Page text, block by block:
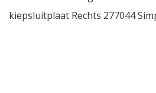
kiepsluitplaat Rechts 277044